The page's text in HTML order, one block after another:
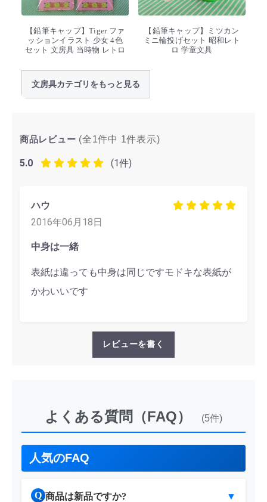
【鉛筆キャップ】Tiger ファ
ッションイラスト 少女 4色
セット 文房具 当時物 レトロ
【鉛筆キャップ】ミツカン
ミニ輪投げセット 昭和レト
ロ 学童文具
文房具カテゴリをもっと見る
商品レビュー (全1件中 1件表示)
5.0 (1件)
ハウ
2016年06月18日
中身は一緒
表紙は違っても中身は同じですモドキな表紙が
かわいいです
レビューを書く
よくある質問（FAQ） (5件)
人気のFAQ
Q 商品は新品ですか? ▼